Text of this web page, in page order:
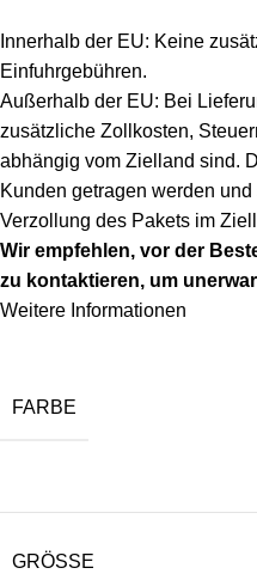
Innerhalb der EU: Keine
Einfuhrgebühren.
Außerhalb der EU: Bei
zusätzliche Zollkosten,
abhängig vom Zielland sind.
Kunden getragen werden
Verzollung des Pakets im
Wir empfehlen, vor der
zu kontaktieren, um
Weitere Informationen
FARBE
GRÖSSE